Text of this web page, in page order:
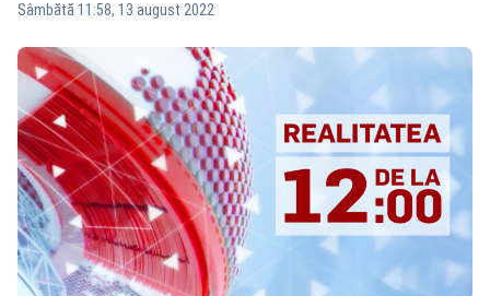
Sâmbătă 11:58, 13 august 2022